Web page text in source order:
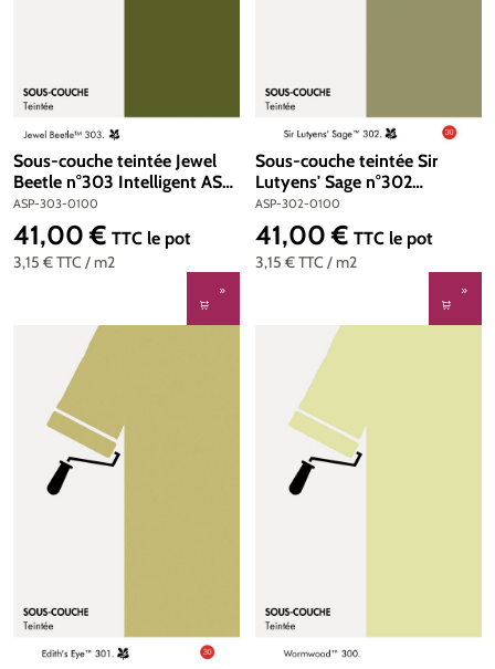
Sous-couche teintée Jewel
Beetle n°303 Intelligent ASP
(All Surface Primer) 1 litre
ASP-303-0100
3,15 €TTC / m2
Prix régulier :
41,00 € TTC le pot
Sous-couche teintée Sir
Lutyens' Sage n°302
Intelligent ASP (All Surface
Primer) 1 litre
ASP-302-0100
3,15 €TTC / m2
Prix régulier :
41,00 € TTC le pot